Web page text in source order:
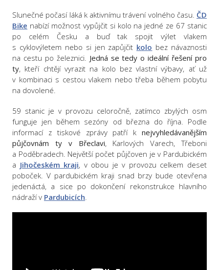
Slunečné počasí láká k aktivnímu trávení volného času. ČD
Bike nabízí možnost vypůjčit si kolo na jedné ze 67 stanic
po celém Česku a buď tak spojit výlet vlakem
s cyklovýletem nebo si jen zapůjčit kolo bez návaznosti
na cestu po železnici. Jedná se tedy o ideální řešení pro
ty, kteří chtějí vyrazit na kolo bez vlastní výbavy, ať už
v kombinaci s cestou vlakem nebo třeba během pobytu
na dovolené.
59 stanic je v provozu celoročně, zatímco zbylých osm
funguje jen během sezóny od března do října. Podle
informací z tiskové zprávy patří k nejvyhledávanějším
půjčovnám ty v Břeclavi, Karlových Varech, Třeboni
a Poděbradech. Největší počet půjčoven je v Pardubickém
a Jihočeském kraji, v obou je v provozu celkem deset
poboček. V pardubickém kraji snad brzy bude otevřena
jedenáctá, a sice po dokončení rekonstrukce hlavního
nádraží v Pardubicích.